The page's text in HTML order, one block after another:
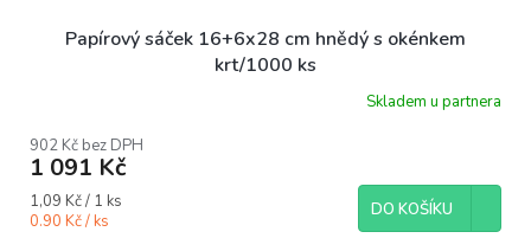
Papírový sáček 16+6x28 cm hnědý s okénkem
krt/1000 ks
Skladem u partnera
902 Kč bez DPH
1 091 Kč
Měrná
cena:
1,09 Kč / 1 ks
0.90 Kč / ks
DO KOŠÍKU